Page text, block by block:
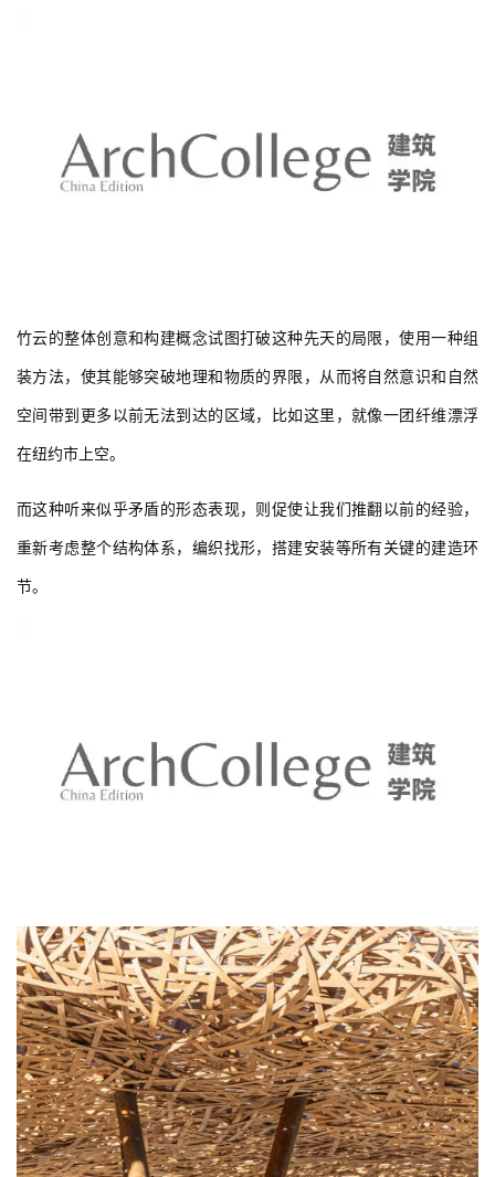
竹云的整体创意和构建概念试图打破这种先天的局限，使用一种组
装方法，使其能够突破地理和物质的界限，从而将自然意识和自然
空间带到更多以前无法到达的区域，比如这里，就像一团纤维漂浮
在纽约市上空。
而这种听来似乎矛盾的形态表现，则促使让我们推翻以前的经验，
重新考虑整个结构体系，编织找形，搭建安装等所有关键的建造环
节。